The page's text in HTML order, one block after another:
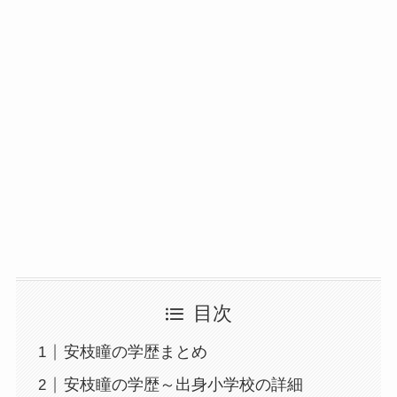
目次
安枝瞳の学歴まとめ
安枝瞳の学歴～出身小学校の詳細